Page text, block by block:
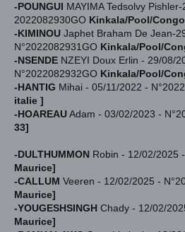
-POUNGUI MAYIMA Tedsolvy Pishler-
2022082930GO Kinkala/Pool/Congo
-KIMINOU Japhet Braham De Jean-
N°2022082931GO Kinkala/Pool/
-NSENDE NZEYI Doux Erlin - 29/08/
N°2022082932GO Kinkala/Pool/
-HANTIG Mihai - 05/11/2022 -
italie ]
-HOAREAUAdam - 03/02/2023 -
33]
-DULTHUMMON Robin - 12/02/2025
Maurice]
-CALLUM Veeren - 12/02/2025 -
Maurice]
-YOUGESHSINGH Chady - 12/02/
Maurice]